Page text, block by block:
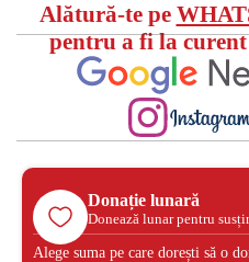
Alătură-te pe
pentru a fi la
Donație lunară
Donează lunar pentru
Alege suma pe care dorești să o